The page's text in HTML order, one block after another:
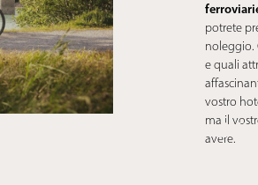
Un perfetto hotel per
potrete
noleggio.
e quali
vostro
ma il
avere.